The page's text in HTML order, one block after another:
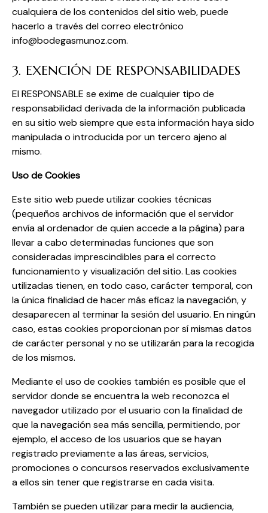
cualquiera de los contenidos del sitio web, puede
hacerlo a través del correo electrónico
info@bodegasmunoz.com.
3. EXENCIÓN DE RESPONSABILIDADES
El RESPONSABLE se exime de cualquier tipo de
responsabilidad derivada de la información publicada
en su sitio web siempre que esta información haya sido
manipulada o introducida por un tercero ajeno al
mismo.
Uso de Cookies
Este sitio web puede utilizar cookies técnicas
(pequeños archivos de información que el servidor
envía al ordenador de quien accede a la página) para
llevar a cabo determinadas funciones que son
consideradas imprescindibles para el correcto
funcionamiento y visualización del sitio. Las cookies
utilizadas tienen, en todo caso, carácter temporal, con
la única finalidad de hacer más eficaz la navegación, y
desaparecen al terminar la sesión del usuario. En ningún
caso, estas cookies proporcionan por sí mismas datos
de carácter personal y no se utilizarán para la recogida
de los mismos.
Mediante el uso de cookies también es posible que el
servidor donde se encuentra la web reconozca el
navegador utilizado por el usuario con la finalidad de
que la navegación sea más sencilla, permitiendo, por
ejemplo, el acceso de los usuarios que se hayan
registrado previamente a las áreas, servicios,
promociones o concursos reservados exclusivamente
a ellos sin tener que registrarse en cada visita.
También se pueden utilizar para medir la audiencia,